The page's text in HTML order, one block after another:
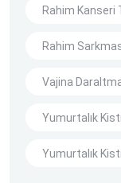
Rahim Kanseri
Rahim
Vajina
Yumurtalık Kisti
Yumurtalık